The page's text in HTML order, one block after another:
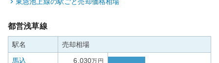
都営浅草線
駅名 売却相場
馬込 6,030万円